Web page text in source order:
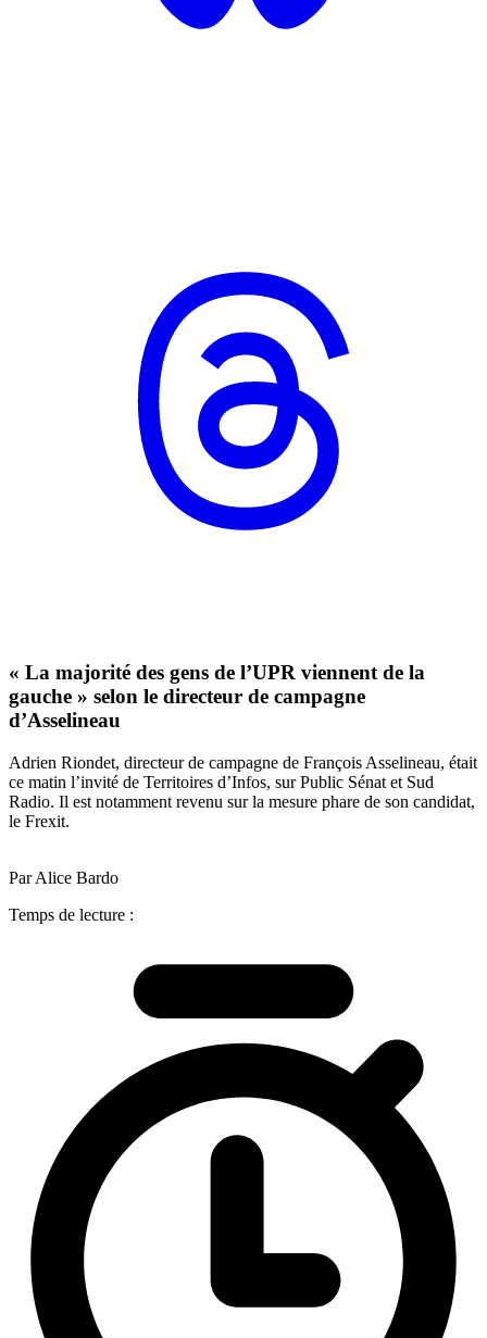
« La majorité des gens de l’UPR viennent de la
gauche » selon le directeur de campagne
d’Asselineau
Adrien Riondet, directeur de campagne de François Asselineau, était
ce matin l’invité de Territoires d’Infos, sur Public Sénat et Sud
Radio. Il est notamment revenu sur la mesure phare de son candidat,
le Frexit.
Par Alice Bardo
Temps de lecture :